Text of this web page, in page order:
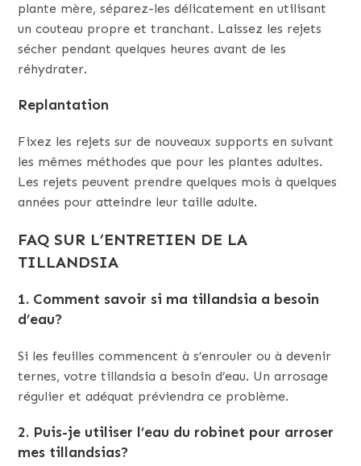
plante mère, séparez-les délicatement en utilisant
un couteau propre et tranchant. Laissez les rejets
sécher pendant quelques heures avant de les
réhydrater.
Replantation
Fixez les rejets sur de nouveaux supports en suivant
les mêmes méthodes que pour les plantes adultes.
Les rejets peuvent prendre quelques mois à quelques
années pour atteindre leur taille adulte.
FAQ SUR L’ENTRETIEN DE LA
TILLANDSIA
1. Comment savoir si ma tillandsia a besoin
d’eau?
Si les feuilles commencent à s’enrouler ou à devenir
ternes, votre tillandsia a besoin d’eau. Un arrosage
régulier et adéquat préviendra ce problème.
2. Puis-je utiliser l’eau du robinet pour arroser
mes tillandsias?